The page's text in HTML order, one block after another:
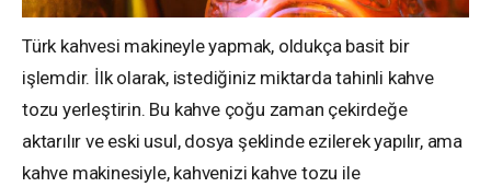
Türk kahvesi makineyle yapmak, oldukça basit bir
işlemdir. İlk olarak, istediğiniz miktarda tahinli kahve
tozu yerleştirin. Bu kahve çoğu zaman çekirdeğe
aktarılır ve eski usul, dosya şeklinde ezilerek yapılır, ama
kahve makinesiyle, kahvenizi kahve tozu ile